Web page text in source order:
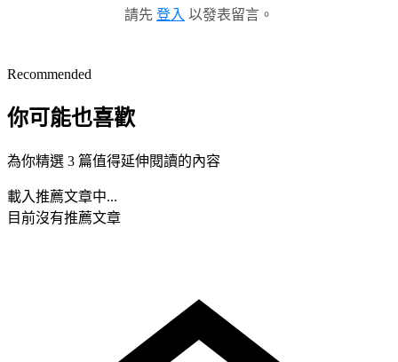
請先 登入 以發表留言。
Recommended
你可能也喜歡
為你精選 3 篇值得延伸閱讀的內容
載入推薦文章中...
目前沒有推薦文章